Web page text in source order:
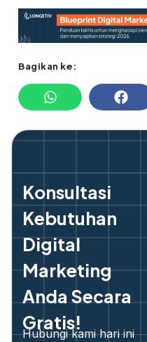
Bagikan ke:
Konsultasi
Kebutuhan
Digital
Marketing
Anda Secara
Gratis!
Hubungi kami hari ini